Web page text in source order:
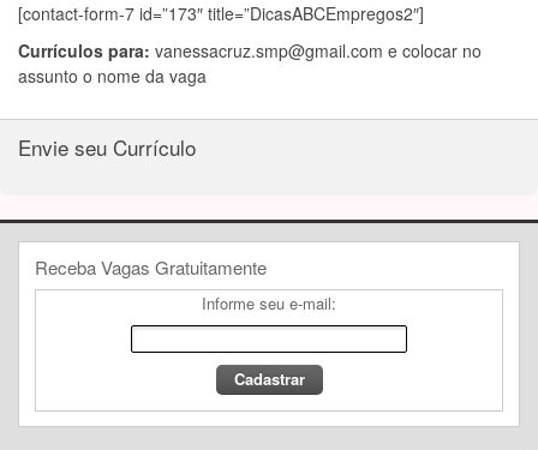
[contact-form-7 id=”173″ title=”DicasABCEmpregos2″]
Currículos para: vanessacruz.smp@gmail.com e colocar no
assunto o nome da vaga
Envie seu Currículo
Receba Vagas Gratuitamente
Informe seu e-mail: